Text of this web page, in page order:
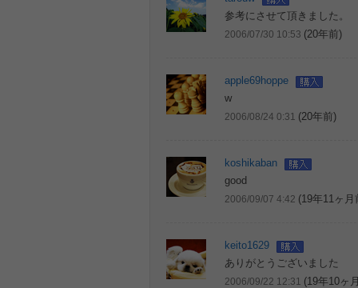
参考にさせて頂きました。
2006/07/30 10:53 (20年前)
apple69hoppe
w
2006/08/24 0:31 (20年前)
koshikaban
good
2006/09/07 4:42 (19年11ヶ月
keito1629
ありがとうございました
2006/09/22 12:31 (19年10ヶ